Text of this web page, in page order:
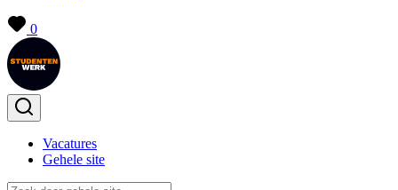
0
Vacatures
Gehele site